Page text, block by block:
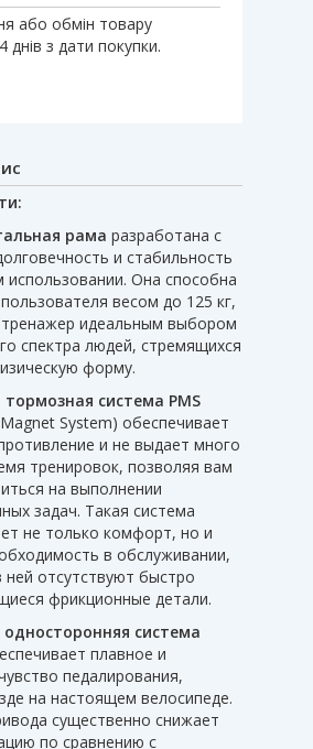
або обмін товару
днів з дати покупки.
рама разработана с
и стабильность
Она способна
весом до 125 кг,
идеальным выбором
спектра людей, стремящихся
форму.
система PMS
System) обеспечивает
и не выдает много
тренировок, позволяя вам
на выполнении
задач. Такая система
не только комфорт, но и
в обслуживании,
ней отсутствуют быстро
фрикционные детали.
система
плавное и
педалирования,
на настоящем велосипеде.
существенно снижает
по сравнению с